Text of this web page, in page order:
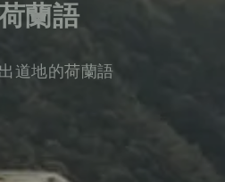
蘭語
道地的荷蘭語